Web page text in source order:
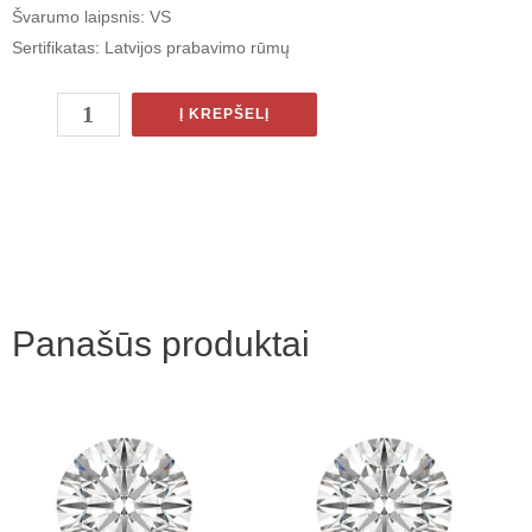
Švarumo laipsnis: VS
Sertifikatas: Latvijos prabavimo rūmų
Į KREPŠELĮ
Panašūs produktai